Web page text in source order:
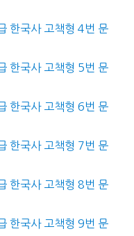
한국사 고책형 4번 문
한국사 고책형 5번 문
한국사 고책형 6번 문
한국사 고책형 7번 문
한국사 고책형 8번 문
한국사 고책형 9번 문